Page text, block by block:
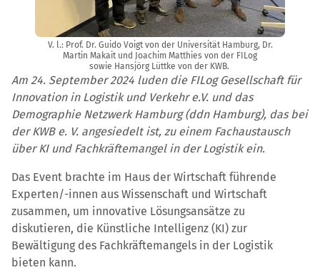
V. l.: Prof. Dr. Guido Voigt von der Universität Hamburg, Dr.
Martin Makait und Joachim Matthies von der FILog
sowie Hansjörg Lüttke von der KWB.
Am 24. September 2024 luden die FILog Gesellschaft für
Innovation in Logistik und Verkehr e.V. und das
Demographie Netzwerk Hamburg (ddn Hamburg), das bei
der KWB e. V. angesiedelt ist, zu einem Fachaustausch
über KI und Fachkräftemangel in der Logistik ein.
Das Event brachte im Haus der Wirtschaft führende
Experten/-innen aus Wissenschaft und Wirtschaft
zusammen, um innovative Lösungsansätze zu
diskutieren, die Künstliche Intelligenz (KI) zur
Bewältigung des Fachkräftemangels in der Logistik
bieten kann.